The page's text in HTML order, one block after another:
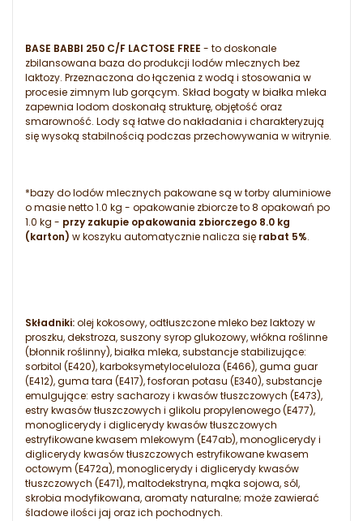
BASE BABBI 250 C/F LACTOSE FREE - to doskonale
zbilansowana baza do produkcji lodów mlecznych bez
laktozy. Przeznaczona do łączenia z wodą i stosowania w
procesie zimnym lub gorącym. Skład bogaty w białka mleka
zapewnia lodom doskonałą strukturę, objętość oraz
smarowność. Lody są łatwe do nakładania i charakteryzują
się wysoką stabilnością podczas przechowywania w witrynie.
*bazy do lodów mlecznych pakowane są w torby aluminiowe
o masie netto 1.0 kg - opakowanie zbiorcze to 8 opakowań po
1.0 kg - przy zakupie opakowania zbiorczego 8.0 kg
(karton) w koszyku automatycznie nalicza się rabat 5%.
Składniki:olej kokosowy, odtłuszczone mleko bez laktozy w
proszku, dekstroza, suszony syrop glukozowy, włókna roślinne
(błonnik roślinny), białka mleka, substancje stabilizujące:
sorbitol (E420), karboksymetyloceluloza (E466), guma guar
(E412), guma tara (E417), fosforan potasu (E340), substancje
emulgujące: estry sacharozy i kwasów tłuszczowych (E473),
estry kwasów tłuszczowych i glikolu propylenowego (E477),
monoglicerydy i diglicerydy kwasów tłuszczowych
estryfikowane kwasem mlekowym (E47ab), monoglicerydy i
diglicerydy kwasów tłuszczowych estryfikowane kwasem
octowym (E472a), monoglicerydy i diglicerydy kwasów
tłuszczowych (E471), maltodekstryna, mąka sojowa, sól,
skrobia modyfikowana, aromaty naturalne; może zawierać
śladowe ilości jaj oraz ich pochodnych.